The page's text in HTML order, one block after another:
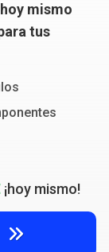
mismo
tus
¡hoy mismo!